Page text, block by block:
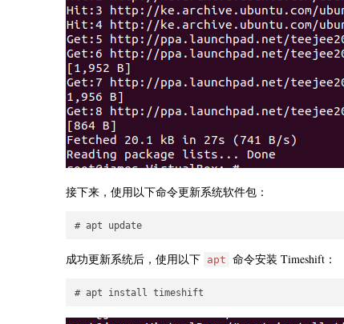
接下来，使用以下命令更新系统软件包：
# apt update
成功更新系统后，使用以下 apt 命令安装 Timeshift：
# apt install timeshift